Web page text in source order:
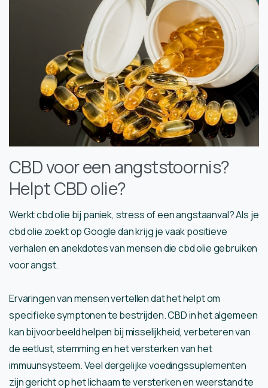
CBD voor een angststoornis?
Helpt CBD olie?
Werkt cbd olie bij paniek, stress of een angstaanval? Als je
cbd olie zoekt op Google dan krijg je vaak positieve
verhalen en anekdotes van mensen die cbd olie gebruiken
voor angst.
Ervaringen van mensen vertellen dat het helpt om
specifieke symptonen te bestrijden. CBD in het algemeen
kan bijvoorbeeld helpen bij misselijkheid, verbeteren van
de eetlust, stemming en het versterken van het
immuunsysteem. Veel dergelijke voedingssuplementen
zijn gericht op het lichaam te versterken en weerstand te